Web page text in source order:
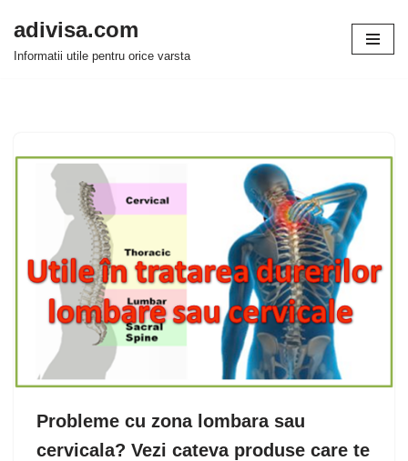
Sari
adivisa.com
Informatii utile pentru orice varsta
Probleme cu zona lombara sau
cervicala? Vezi cateva produse care te